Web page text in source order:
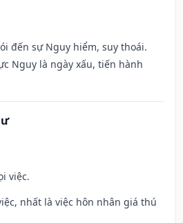
đến sự Nguy hiểm, suy thoái.
Nguy là ngày xấu, tiến hành
việc.
nhất là việc hôn nhân giá thú